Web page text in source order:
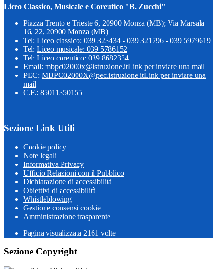
Liceo Classico, Musicale e Coreutico "B. Zucchi"
Piazza Trento e Trieste 6, 20900 Monza (MB); Via Marsala
16, 22, 20900 Monza (MB)
Tel: Liceo classico: 039 323434 - 039 321796 - 039 5979619
Tel: Liceo musicale: 039 5786152
Tel: Liceo coreutico: 039 8682334
Email: mbpc02000x@istruzione.itLink per inviare una mail
PEC: MBPC02000X@pec.istruzione.itLink per inviare una
mail
C.F.: 85011350155
Sezione Link Utili
Cookie policy
Note legali
Informativa Privacy
Ufficio Relazioni con il Pubblico
Dichiarazione di accessibilità
Obiettivi di accessibilità
Whistleblowing
Gestione consensi cookie
Amministrazione trasparente
Pagina visualizzata 2161 volte
Sezione Copyright